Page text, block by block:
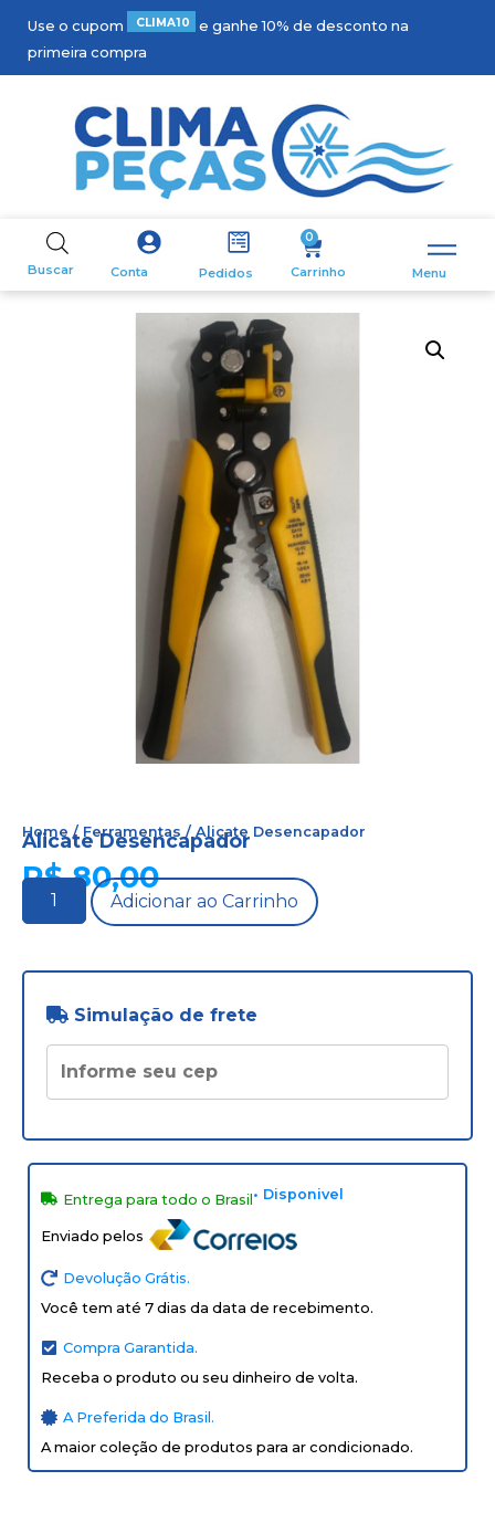
Use o cupom CLIMA10
e ganhe 10% de desconto na
primeira compra
Buscar Conta Pedidos
0
Carrinho Menu
Home / Ferramentas / Alicate Desencapador
Alicate Desencapador
R$80,00
Adicionar ao Carrinho
Simulação de frete
Entrega para todo o Brasil• Disponivel
Enviado pelos
Devolução Grátis.
Você tem até 7 dias da data de recebimento.
Compra Garantida.
Receba o produto ou seu dinheiro de volta.
A Preferida do Brasil.
A maior coleção de produtos para ar condicionado.